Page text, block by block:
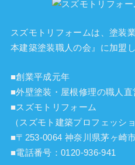
スズモトリフォームは、塗装
本建築塗装職人の会』に加盟
■創業平成元年
■外壁塗装・屋根修理の職人直
■スズモトリフォーム
（スズモト建築プロフェッシ
■〒253-0064 神奈川県茅ヶ崎
■電話番号：0120-936-941